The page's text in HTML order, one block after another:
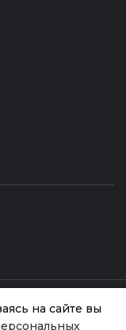
Сергей
на сайте вы